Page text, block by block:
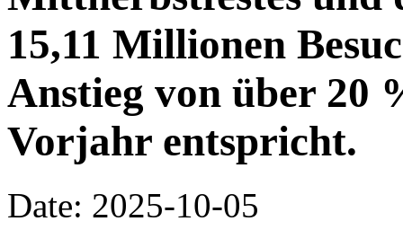
15,11 Millionen
Anstieg von über 20
Vorjahr entspricht.
Date: 2025-10-05